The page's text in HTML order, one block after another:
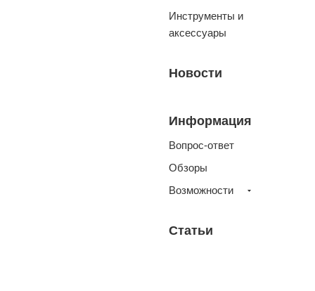
Инструменты и
аксессуары
Новости
Информация
Вопрос-ответ
Обзоры
Возможности
Статьи